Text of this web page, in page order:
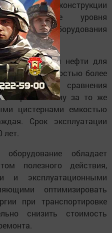
и реконструкции
повышение уровня
оборудования
товарной нефти для
более
что для сравнения
перевозимому за то же
цистернами емкостью
Срок эксплуатации
лет.
оборудование обладает
полезного действия,
и эксплуатационными
оптимизировать
при транспортировке
снизить стоимость